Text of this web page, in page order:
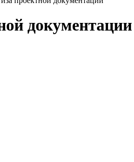
документации